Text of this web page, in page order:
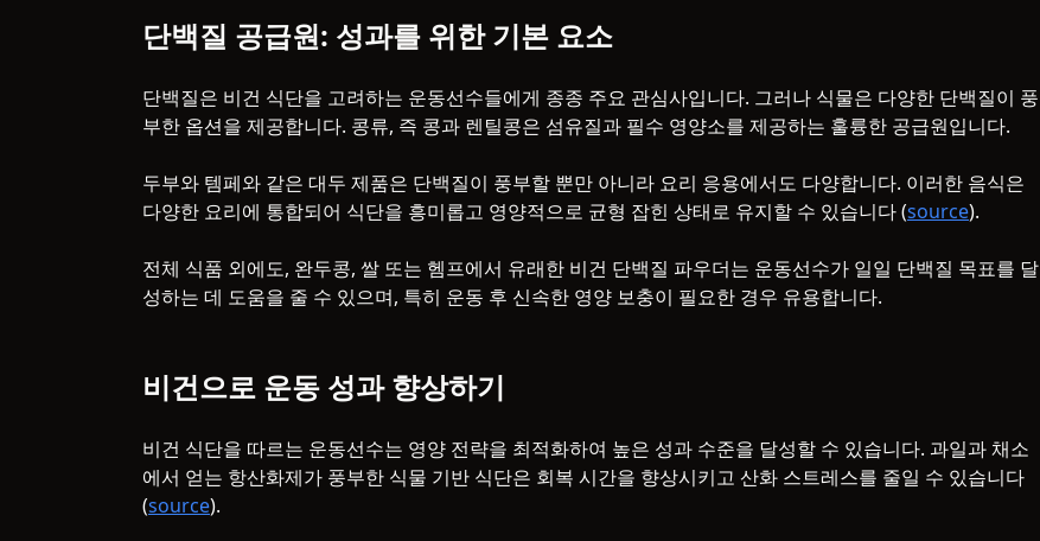
단백질 공급원: 성과를 위한 기본 요소
단백질은 비건 식단을 고려하는 운동선수들에게 종종 주요 관심사입니다. 그러나 식물은 다양한 단백질이 풍
부한 옵션을 제공합니다. 콩류, 즉 콩과 렌틸콩은 섬유질과 필수 영양소를 제공하는 훌륭한 공급원입니다.
두부와 템페와 같은 대두 제품은 단백질이 풍부할 뿐만 아니라 요리 응용에서도 다양합니다. 이러한 음식은
다양한 요리에 통합되어 식단을 흥미롭고 영양적으로 균형 잡힌 상태로 유지할 수 있습니다 (source).
전체 식품 외에도, 완두콩, 쌀 또는 헴프에서 유래한 비건 단백질 파우더는 운동선수가 일일 단백질 목표를 달
성하는 데 도움을 줄 수 있으며, 특히 운동 후 신속한 영양 보충이 필요한 경우 유용합니다.
비건으로 운동 성과 향상하기
비건 식단을 따르는 운동선수는 영양 전략을 최적화하여 높은 성과 수준을 달성할 수 있습니다. 과일과 채소
에서 얻는 항산화제가 풍부한 식물 기반 식단은 회복 시간을 향상시키고 산화 스트레스를 줄일 수 있습니다
(source).